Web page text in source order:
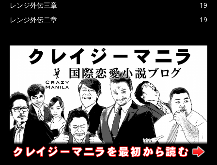
レンジ外伝三章
19
レンジ外伝二章
19